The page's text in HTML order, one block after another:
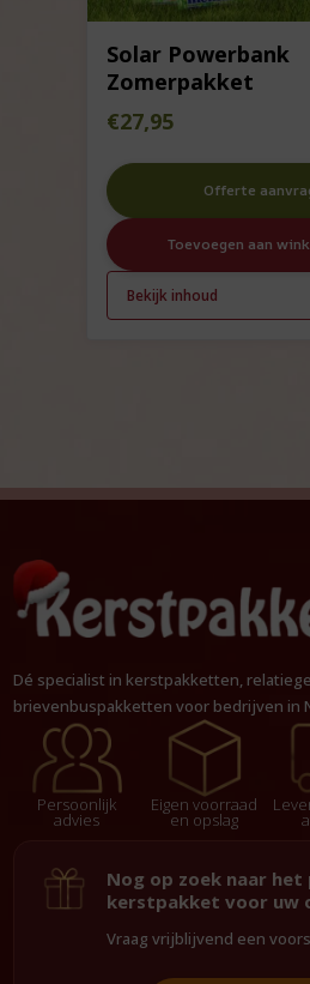
Solar Powerbank
Zomerpakket
€27,95
Offerte
Toevoegen aan
Bekijk inhoud
Dé specialist in kerstpakketten,
brievenbuspakketten voor bedrijven in
Persoonlijk
advies
Eigen voorraad
en opslag
Nog op zoek naar
kerstpakket voor uw
Vraag vrijblijvend een